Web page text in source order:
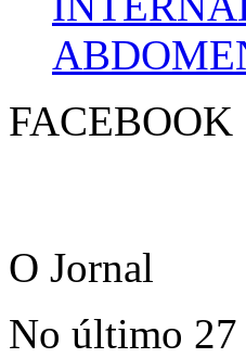
FACEBOOK
O Jornal
No último 27